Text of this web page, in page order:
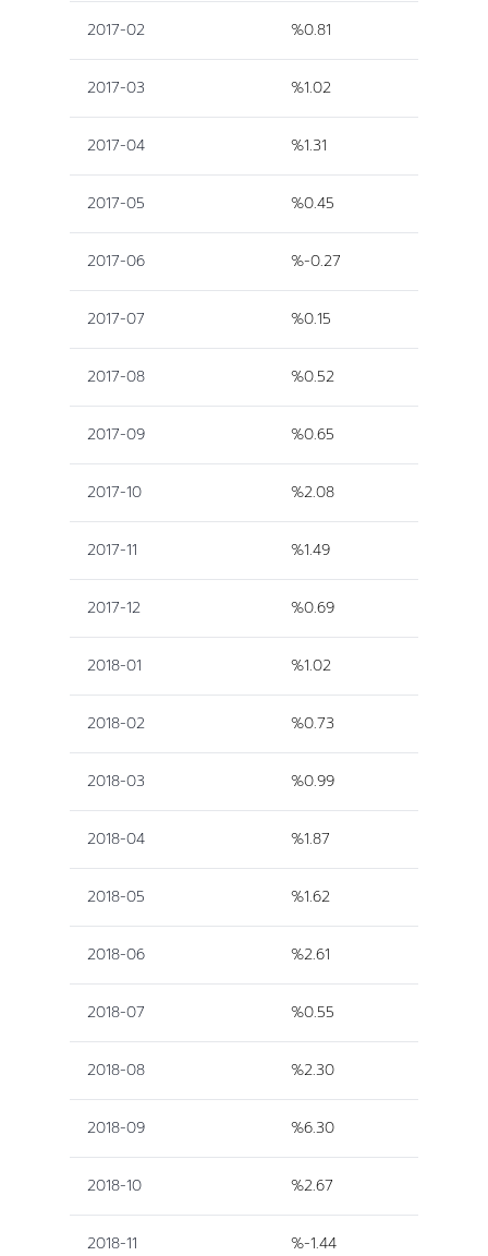
2017-02 %0.81
2017-03 %1.02
2017-04 %1.31
2017-05 %0.45
2017-06 %-0.27
2017-07 %0.15
2017-08 %0.52
2017-09 %0.65
2017-10 %2.08
2017-11 %1.49
2017-12 %0.69
2018-01 %1.02
2018-02 %0.73
2018-03 %0.99
2018-04 %1.87
2018-05 %1.62
2018-06 %2.61
2018-07 %0.55
2018-08 %2.30
2018-09 %6.30
2018-10 %2.67
2018-11 %-1.44